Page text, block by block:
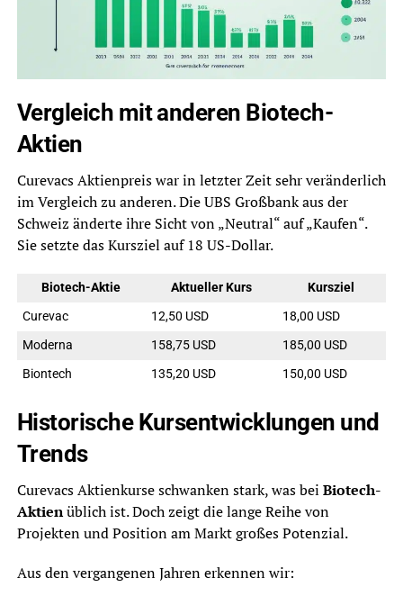
Vergleich mit anderen Biotech-
Aktien
Curevacs Aktienpreis war in letzter Zeit sehr veränderlich
im Vergleich zu anderen. Die UBS Großbank aus der
Schweiz änderte ihre Sicht von „Neutral“ auf „Kaufen“.
Sie setzte das Kursziel auf 18 US-Dollar.
Biotech-Aktie Aktueller Kurs
Kursziel
Curevac
12,50 USD
18,00 USD
Moderna
158,75 USD
185,00 USD
Biontech
135,20 USD 150,00 USD
Historische Kursentwicklungen und
Trends
Curevacs Aktienkurse schwanken stark, was bei Biotech-
Aktienüblich ist. Doch zeigt die lange Reihe von
Projekten und Position am Markt großes Potenzial.
Aus den vergangenen Jahren erkennen wir: